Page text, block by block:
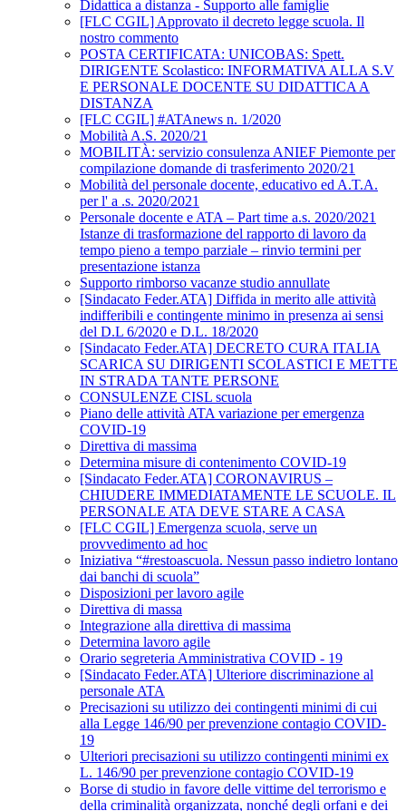
Didattica a distanza - Supporto alle famiglie
[FLC CGIL] Approvato il decreto legge scuola. Il
nostro commento
POSTA CERTIFICATA: UNICOBAS: Spett.
DIRIGENTE Scolastico: INFORMATIVA ALLA S.V
E PERSONALE DOCENTE SU DIDATTICA A
DISTANZA
[FLC CGIL] #ATAnews n. 1/2020
Mobilità A.S. 2020/21
MOBILITÀ: servizio consulenza ANIEF Piemonte per
compilazione domande di trasferimento 2020/21
Mobilità del personale docente, educativo ed A.T.A.
per l' a .s. 2020/2021
Personale docente e ATA – Part time a.s. 2020/2021
Istanze di trasformazione del rapporto di lavoro da
tempo pieno a tempo parziale – rinvio termini per
presentazione istanza
Supporto rimborso vacanze studio annullate
[Sindacato Feder.ATA] Diffida in merito alle attività
indifferibili e contingente minimo in presenza ai sensi
del D.L 6/2020 e D.L. 18/2020
[Sindacato Feder.ATA] DECRETO CURA ITALIA
SCARICA SU DIRIGENTI SCOLASTICI E METTE
IN STRADA TANTE PERSONE
CONSULENZE CISL scuola
Piano delle attività ATA variazione per emergenza
COVID-19
Direttiva di massima
Determina misure di contenimento COVID-19
[Sindacato Feder.ATA] CORONAVIRUS –
CHIUDERE IMMEDIATAMENTE LE SCUOLE. IL
PERSONALE ATA DEVE STARE A CASA
[FLC CGIL] Emergenza scuola, serve un
provvedimento ad hoc
Iniziativa “#restoascuola. Nessun passo indietro lontano
dai banchi di scuola”
Disposizioni per lavoro agile
Direttiva di massa
Integrazione alla direttiva di massima
Determina lavoro agile
Orario segreteria Amministrativa COVID - 19
[Sindacato Feder.ATA] Ulteriore discriminazione al
personale ATA
Precisazioni su utilizzo dei contingenti minimi di cui
alla Legge 146/90 per prevenzione contagio COVID-
19
Ulteriori precisazioni su utilizzo contingenti minimi ex
L. 146/90 per prevenzione contagio COVID-19
Borse di studio in favore delle vittime del terrorismo e
della criminalità organizzata, nonché degli orfani e dei